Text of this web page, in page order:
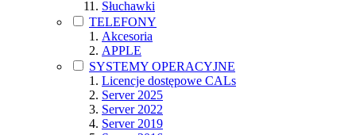
Słuchawki
TELEFONY
Akcesoria
APPLE
SYSTEMY OPERACYJNE
Licencje dostępowe CALs
Server 2025
Server 2022
Server 2019